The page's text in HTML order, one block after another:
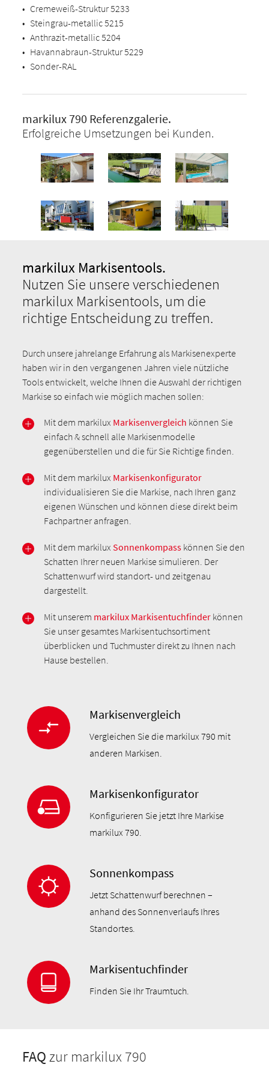
• Cremeweiß-Struktur 5233
• Steingrau-metallic 5215
• Anthrazit-metallic 5204
• Havannabraun-Struktur 5229
• Sonder-RAL
markilux 790 Referenzgalerie.
Erfolgreiche Umsetzungen bei Kunden.
markilux Markisentools.
Nutzen Sie unsere verschiedenen
markilux Markisentools, um die
richtige Entscheidung zu treffen.
Durch unsere jahrelange Erfahrung als Markisenexperte
haben wir in den vergangenen Jahren viele nützliche
Tools entwickelt, welche Ihnen die Auswahl der richtigen
Markise so einfach wie möglich machen sollen:
Mit dem markilux Markisenvergleich können Sie
einfach & schnell alle Markisenmodelle
gegenüberstellen und die für Sie Richtige finden.
Mit dem markilux Markisenkonfigurator
individualisieren Sie die Markise, nach Ihren ganz
eigenen Wünschen und können diese direkt beim
Fachpartner anfragen.
Mit dem markiluxSonnenkompass können Sie den
Schatten Ihrer neuen Markise simulieren. Der
Schattenwurf wird standort- und zeitgenau
dargestellt.
Mit unserem markilux Markisentuchfinder können
Sie unser gesamtes Markisentuchsortiment
überblicken und Tuchmuster direkt zu Ihnen nach
Hause bestellen.
Markisenvergleich
Vergleichen Sie die markilux 790 mit
anderen Markisen.
Markisenkonfigurator
Konfigurieren Sie jetzt Ihre Markise
markilux 790.
Sonnenkompass
Jetzt Schattenwurf berechnen –
anhand des Sonnenverlaufs Ihres
Standortes.
Markisentuchfinder
Finden Sie Ihr Traumtuch.
FAQzur markilux 790